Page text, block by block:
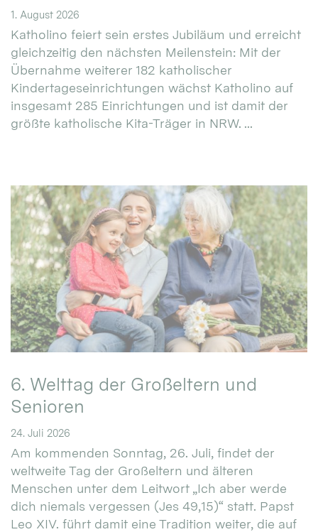
1. August 2026
Katholino feiert sein erstes Jubiläum und erreicht
gleichzeitig den nächsten Meilenstein: Mit der
Übernahme weiterer 182 katholischer
Kindertageseinrichtungen wächst Katholino auf
insgesamt 285 Einrichtungen und ist damit der
größte katholische Kita-Träger in NRW. ...
6. Welttag der Großeltern und
Senioren
24. Juli 2026
Am kommenden Sonntag, 26. Juli, findet der
weltweite Tag der Großeltern und älteren
Menschen unter dem Leitwort „Ich aber werde
dich niemals vergessen (Jes 49,15)“ statt. Papst
Leo XIV. führt damit eine Tradition weiter, die auf